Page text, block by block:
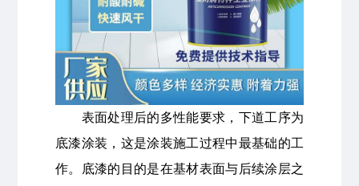
表面处理后的多性能要求，下道工序为
底漆涂装，这是涂装施工过程中最基础的工
作。底漆的目的是在基材表面与后续涂层之